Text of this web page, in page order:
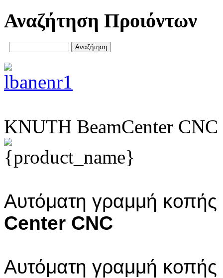
Αναζήτηση Προιόντων
ΚNUTH BeamCenter CNC
Αυτόματη γραμμή κοπής
Center CNC
Αυτόματη γραμμή κοπής